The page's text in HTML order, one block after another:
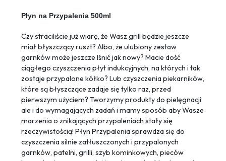
Płyn na Przypalenia 500ml
Czy straciliście już wiarę, że Wasz grill będzie jeszcze
miał błyszczący ruszt? Albo, że ulubiony zestaw
garnków może jeszcze lśnić jak nowy? Macie dość
ciągłego czyszczenia płyt indukcyjnych, na których i tak
zostaje przypalone kółko? Lub czyszczenia piekarników,
które są błyszczące zadaje się tylko raz, przed
pierwszym użyciem? Tworzymy produkty do pielęgnacji
ale i do wymagających zadań i mamy sposób aby Wasze
marzenia o znikających przypaleniach stały się
rzeczywistością! Płyn Przypalenia sprawdza się do
czyszczenia silnie zatłuszczonych i przypalonych
garnków, patelni, grilli, szyb kominkowych, pieców